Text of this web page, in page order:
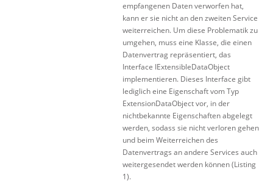
empfangenen Daten verworfen hat,
kann er sie nicht an den zweiten Service
weiterreichen. Um diese Problematik zu
umgehen, muss eine Klasse, die einen
Datenvertrag repräsentiert, das
Interface IExtensibleDataObject
implementieren. Dieses Interface gibt
lediglich eine Eigenschaft vom Typ
ExtensionDataObject vor, in der
nichtbekannte Eigenschaften abgelegt
werden, sodass sie nicht verloren gehen
und beim Weiterreichen des
Datenvertrags an andere Services auch
weitergesendet werden können (Listing
1).